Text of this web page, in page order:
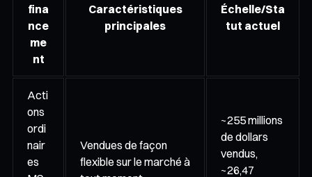
fina
nce
me
nt
Caractéristiques
principales
Échelle/Sta
tut actuel
Acti
ons
ordi
nair
es
Vendues de façon
flexible sur le marché à
~255 millions
de dollars
vendus,
~26,47